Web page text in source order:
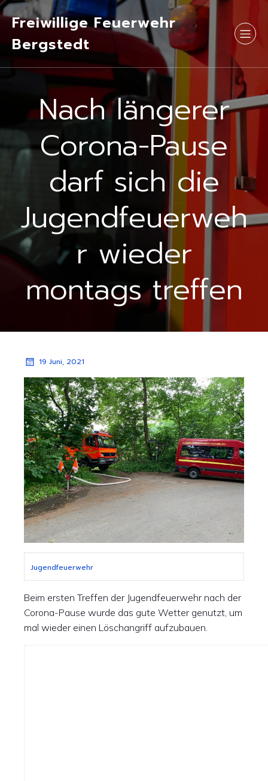
Freiwillige Feuerwehr
Bergstedt
Nach längerer
Corona-Pause
darf sich die
Jugendfeuerweh
r wieder
montags treffen
19 Juni, 2021
Jugendfeuerwehr
Beim ersten Treffen der Jugendfeuerwehr nach der
Corona-Pause wurde das gute Wetter genutzt, um
mal wieder einen Löschangriff aufzubauen.